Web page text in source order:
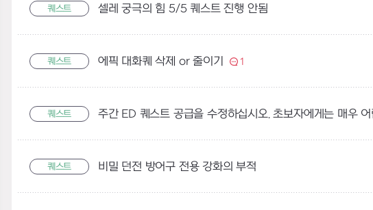
퀘스트 셀레 궁극의 힘 5/5 퀘스트 진행 안됨
퀘스트 에픽 대화퀘 삭제 or 줄이기 1
퀘스트
퀘스트 비밀 던전 방어구 전용 강화의 부적